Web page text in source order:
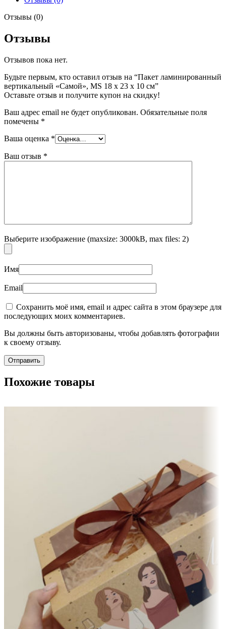
Отзывы (0)
Отзывы
Отзывов пока нет.
Будьте первым, кто оставил отзыв на “Пакет ламинированный
вертикальный «Самой», MS 18 х 23 х 10 см”
Оставьте отзыв и получите купон на скидку!
Ваш адрес email не будет опубликован. Обязательные поля
помечены *
Ваша оценка *
Ваш отзыв *
Выберите изображение (maxsize: 3000kB, max files: 2)
Имя
Email
Сохранить моё имя, email и адрес сайта в этом браузере для
последующих моих комментариев.
Вы должны быть авторизованы, чтобы добавлять фотографии
к своему отзыву.
Похожие товары